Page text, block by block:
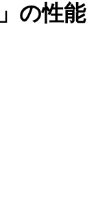
の性能